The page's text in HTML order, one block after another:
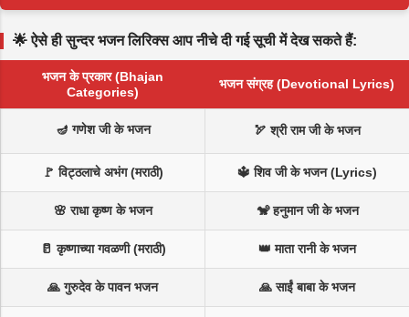
🌟 ऐसे ही सुन्दर भजन लिरिक्स आप नीचे दी गई सूची में देख सकते हैं:
भजन के प्रकार (Bhajan
Categories)
भजन संग्रह (Devotional Lyrics)
🪔 गणेश जी के भजन 🏹 श्री राम जी के भजन
🚩 विट्ठलाचे अभंग (मराठी) 🔱 शिव जी के भजन (Lyrics)
🌸 राधा कृष्ण के भजन 🐒 हनुमान जी के भजन
🥛 कृष्णाच्या गवळणी (मराठी) 👑 माता रानी के भजन
🙏 गुरुदेव के पावन भजन 🙏 साईं बाबा के भजन